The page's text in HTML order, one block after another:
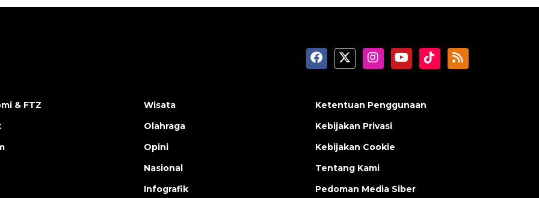
& FTZ
Wisata
Olahraga
Opini
Nasional
Infografik
Ketentuan Penggunaan
Kebijakan Privasi
Kebijakan Cookie
Tentang Kami
Pedoman Media Siber